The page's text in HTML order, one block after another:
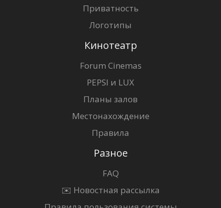
Приватность
Логотипы
Кинотеатр
Forum Cinemas
PEPSI и LUX
Планы залов
Местонахождение
Правила
Разное
FAQ
✉️ Новостная рассылка